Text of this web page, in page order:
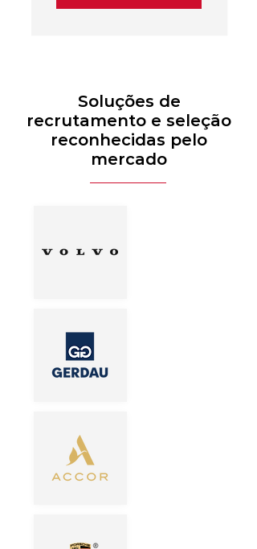
Soluções de
recrutamento e seleção
reconhecidas pelo
mercado